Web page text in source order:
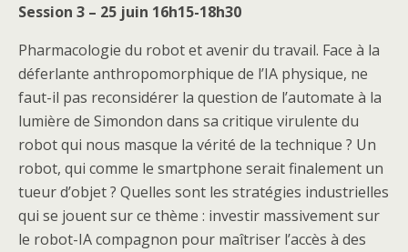
Session 3 – 25 juin 16h15-18h30
Pharmacologie du robot et avenir du travail. Face à la
déferlante anthropomorphique de l’IA physique, ne
faut-il pas reconsidérer la question de l’automate à la
lumière de Simondon dans sa critique virulente du
robot qui nous masque la vérité de la technique ? Un
robot, qui comme le smartphone serait finalement un
tueur d’objet ? Quelles sont les stratégies industrielles
qui se jouent sur ce thème : investir massivement sur
le robot-IA compagnon pour maîtriser l’accès à des